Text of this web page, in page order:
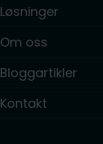
Løsninger
Om oss
Bloggartikler
Kontakt